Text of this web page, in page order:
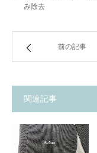
み除去
前の記事
関連記事